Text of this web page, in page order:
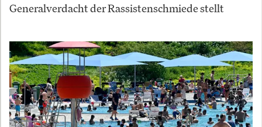
Generalverdacht der Rassistenschmiede stellt